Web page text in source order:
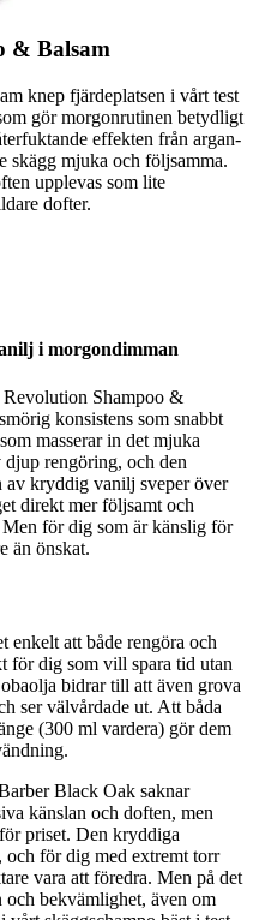
& Balsam
knep fjärdeplatsen i vårt test
gör morgonrutinen betydligt
effekten från argan-
skägg mjuka och följsamma.
upplevas som lite
dofter.
i morgondimman
Shampoo &
konsistens som snabbt
masserar in det mjuka
djup rengöring, och den
av kryddig vanilj sveper över
direkt mer följsamt och
för dig som är känslig för
än önskat.
att både rengöra och
för dig som vill spara tid utan
bidrar till att även grova
ser välvårdade ut. Att båda
(300 ml vardera) gör dem
Black Oak saknar
känslan och doften, men
priset. Den kryddiga
och för dig med extremt torr
vara att föredra. Men på det
och bekvämlighet, även om